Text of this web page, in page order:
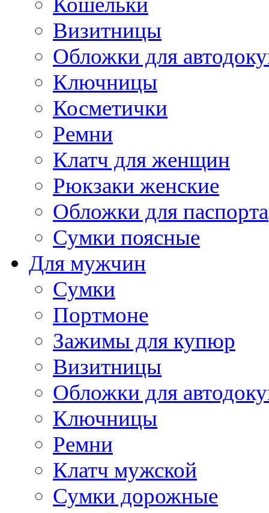
Визитницы
Обложки для
Ключницы
Косметички
Ремни
Клатч для женщин
Рюкзаки женские
Обложки для паспорта
Сумки поясные
Для мужчин
Сумки
Портмоне
Зажимы для купюр
Визитницы
Обложки для
Ключницы
Ремни
Клатч мужской
Сумки дорожные